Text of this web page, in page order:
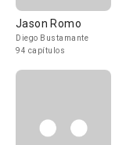
Jason Romo
Diego Bustamante
94 capítulos